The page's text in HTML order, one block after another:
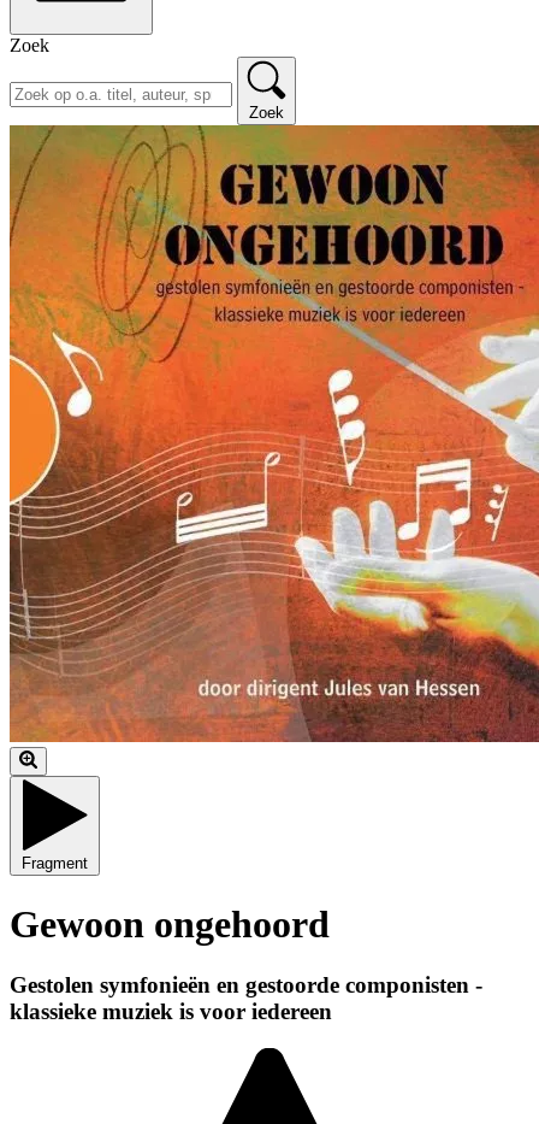
Zoek
Zoek
Fragment
Gewoon ongehoord
Gestolen symfonieën en gestoorde componisten -
klassieke muziek is voor iedereen